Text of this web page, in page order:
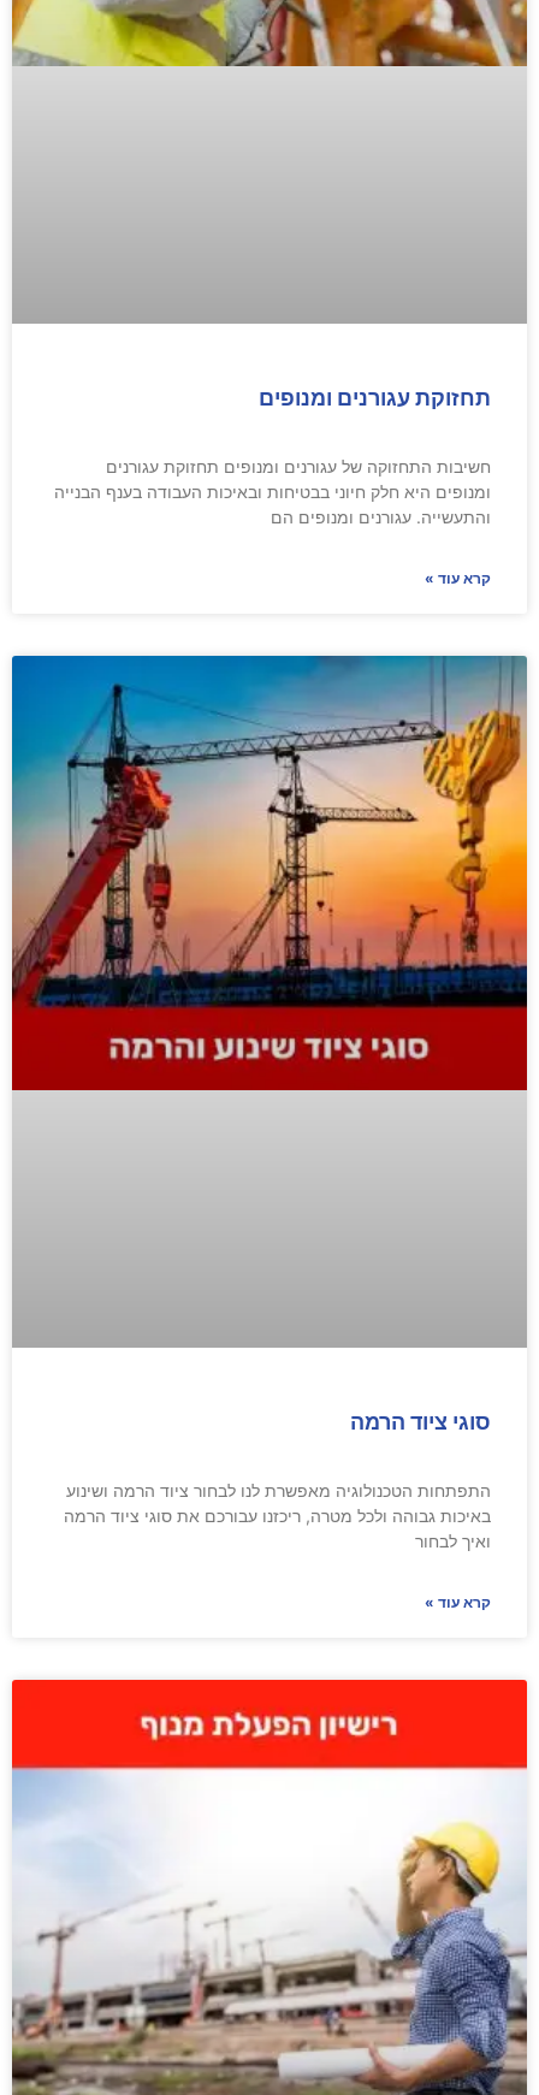
תחזוקת עגורנים ומנופים
חשיבות התחזוקה של עגורנים ומנופים תחזוקת עגורנים
ומנופים היא חלק חיוני בבטיחות ובאיכות העבודה בענף הבנייה
והתעשייה. עגורנים ומנופים הם
קרא עוד »
סוגי ציוד הרמה
התפתחות הטכנולוגיה מאפשרת לנו לבחור ציוד הרמה ושינוע
באיכות גבוהה ולכל מטרה, ריכזנו עבורכם את סוגי ציוד הרמה
ואיך לבחור
קרא עוד »